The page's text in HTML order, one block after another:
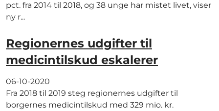
pct. fra 2014 til 2018, og 38 unge har mistet livet, viser
ny r...
Regionernes udgifter til
medicintilskud eskalerer
06-10-2020
Fra 2018 til 2019 steg regionernes udgifter til
borgernes medicintilskud med 329 mio. kr.